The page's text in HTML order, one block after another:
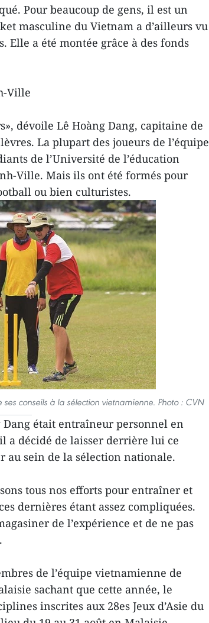
Pour beaucoup de gens, il est un
masculine du Vietnam a d’ailleurs vu
Elle a été montée grâce à des fonds
Ville
dévoile Lê Hoàng Dang, capitaine de
La plupart des joueurs de l’équipe
de l’Université de l’éducation
Ville. Mais ils ont été formés pour
ou bien culturistes.
conseils à la sélection vietnamienne. Photo : CVN
était entraîneur personnel en
a décidé de laisser derrière lui ce
sein de la sélection nationale.
tous nos efforts pour entraîner et
dernières étant assez compliquées.
de l’expérience et de ne pas
de l’équipe vietnamienne de
sachant que cette année, le
inscrites aux 28es Jeux d’Asie du